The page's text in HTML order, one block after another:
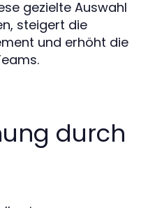
gezielte Auswahl
steigert die
und erhöht die
durch